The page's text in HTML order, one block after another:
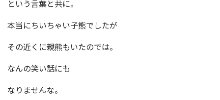
という言葉と共に。
本当にちいちゃい子熊でしたが
その近くに親熊もいたのでは。
なんの笑い話にも
なりませんな。